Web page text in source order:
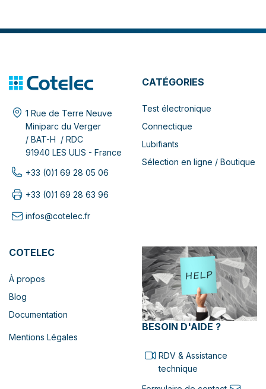
1 Rue de Terre Neuve
Miniparc du Verger
/ BAT-H / RDC
91940 LES ULIS - France
+33 (0)1 69 28 05 06
+33 (0)1 69 28 63 96
infos@cotelec.fr
CATÉGORIES
Test électronique
Connectique
Lubifiants
Sélection en ligne / Boutique
COTELEC
À propos
Blog
Documentation
Mentions Légales
BESOIN D'AIDE ?
RDV & Assistance
technique